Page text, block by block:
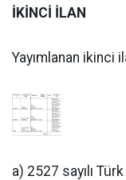
İKİNCİ İLAN
Yayımlanan ikinci
a) 2527 sayılı